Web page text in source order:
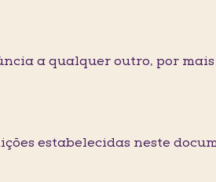
a qualquer outro, por
estabelecidas neste